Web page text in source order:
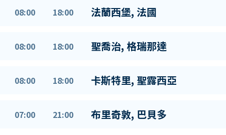
08:00 18:00 法蘭西堡, 法國
08:00 18:00 聖喬治, 格瑞那達
08:00 18:00 卡斯特里, 聖露西亞
07:00 21:00 布里奇敦, 巴貝多